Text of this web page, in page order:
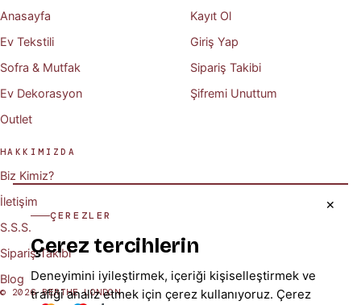
Anasayfa
Ev Tekstili
Sofra & Mutfak
Ev Dekorasyon
Outlet
Kayıt Ol
Giriş Yap
Sipariş Takibi
Şifremi Unuttum
HAKKIMIZDA
Biz Kimiz?
İletişim
S.S.S.
Sipariş Takibi
Blog
© 2026 BERTHE LONDON
✕
ÇEREZLER
Çerez tercihlerin
Deneyimini iyileştirmek, içeriği kişiselleştirmek ve
trafiği analiz etmek için çerez kullanıyoruz. Çerez